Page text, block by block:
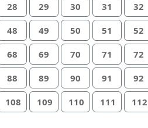
28 29 30 31 32
48 49 50 51 52
68 69 70 71 72
88 89 90 91 92
108 109 110 111 112